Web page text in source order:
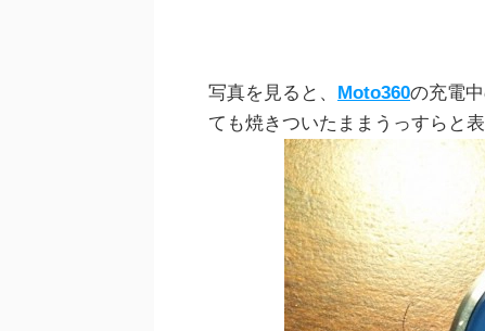
写真を見ると、 Moto360の充電
ても焼きついたままうっすらと